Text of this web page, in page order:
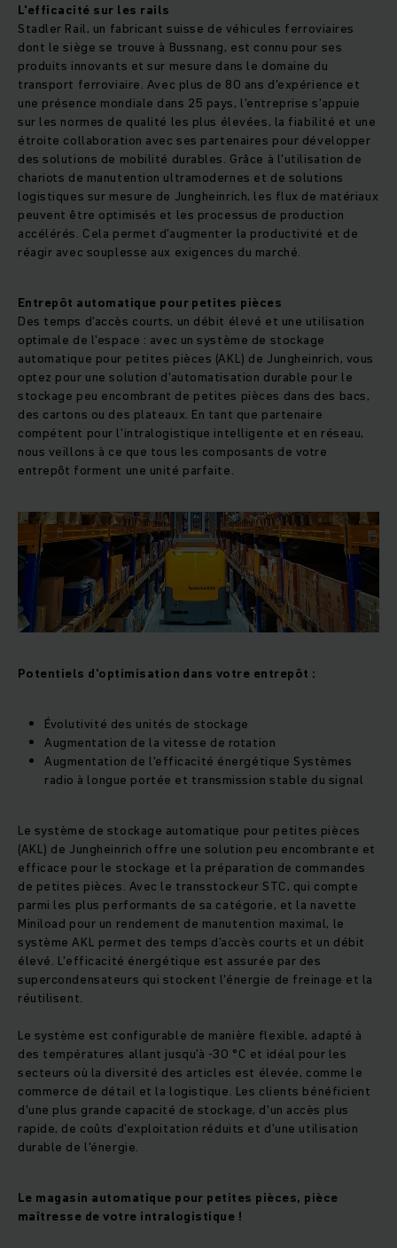
L'efficacité sur les rails
Stadler Rail, un fabricant suisse de véhicules ferroviaires
dont le siège se trouve à Bussnang, est connu pour ses
produits innovants et sur mesure dans le domaine du
transport ferroviaire. Avec plus de 80 ans d'expérience et
une présence mondiale dans 25 pays, l'entreprise s'appuie
sur les normes de qualité les plus élevées, la fiabilité et une
étroite collaboration avec ses partenaires pour développer
des solutions de mobilité durables. Grâce à l'utilisation de
chariots de manutention ultramodernes et de solutions
logistiques sur mesure de Jungheinrich, les flux de matériaux
peuvent être optimisés et les processus de production
accélérés. Cela permet d'augmenter la productivité et de
réagir avec souplesse aux exigences du marché.
Entrepôt automatique pour petites pièces
Des temps d'accès courts, un débit élevé et une utilisation
optimale de l'espace : avec un système de stockage
automatique pour petites pièces (AKL) de Jungheinrich, vous
optez pour une solution d'automatisation durable pour le
stockage peu encombrant de petites pièces dans des bacs,
des cartons ou des plateaux. En tant que partenaire
compétent pour l'intralogistique intelligente et en réseau,
nous veillons à ce que tous les composants de votre
entrepôt forment une unité parfaite.
Potentiels d'optimisation dans votre entrepôt :
Évolutivité des unités de stockage
Augmentation de la vitesse de rotation
Augmentation de l'efficacité énergétique Systèmes
radio à longue portée et transmission stable du signal
Le système de stockage automatique pour petites pièces
(AKL) de Jungheinrich offre une solution peu encombrante et
efficace pour le stockage et la préparation de commandes
de petites pièces. Avec le transstockeur STC, qui compte
parmi les plus performants de sa catégorie, et la navette
Miniload pour un rendement de manutention maximal, le
système AKL permet des temps d'accès courts et un débit
élevé. L'efficacité énergétique est assurée par des
supercondensateurs qui stockent l'énergie de freinage et la
réutilisent.
Le système est configurable de manière flexible, adapté à
des températures allant jusqu'à -30 °C et idéal pour les
secteurs où la diversité des articles est élevée, comme le
commerce de détail et la logistique. Les clients bénéficient
d'une plus grande capacité de stockage, d'un accès plus
rapide, de coûts d'exploitation réduits et d'une utilisation
durable de l'énergie.
Le magasin automatique pour petites pièces, pièce
maîtresse de votre intralogistique !